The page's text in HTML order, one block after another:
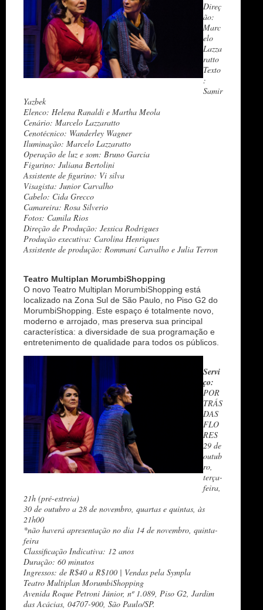
Direç
ão:
Marc
elo
Lazza
ratto
Texto
:
Samir
Yazbek
Elenco: Helena Ranaldi e Martha Meola
Cenário: Marcelo Lazzaratto
Cenotécnico: Wanderley Wagner
Iluminação: Marcelo Lazzaratto
Operação de luz e som: Bruno Garcia
Figurino: Juliana Bertolini
Assistente de figurino: Vi silva
Visagista: Junior Carvalho
Cabelo: Cida Grecco
Camareira: Rosa Silverio
Fotos: Camila Rios
Direção de Produção: Jessica Rodrigues
Produção executiva: Carolina Henriques
Assistente de produção: Rommaní Carvalho e Julia Terron
Teatro Multiplan MorumbiShopping
O novo Teatro Multiplan MorumbiShopping está
localizado na Zona Sul de São Paulo, no Piso G2 do
MorumbiShopping. Este espaço é totalmente novo,
moderno e arrojado, mas preserva sua principal
característica: a diversidade de sua programação e
entretenimento de qualidade para todos os públicos.
Servi
ço:
POR
TRÁS
DAS
FLO
RES
29 de
outub
ro,
terça-
feira,
21h (pré-estreia)
30 de outubro a 28 de novembro, quartas e quintas, às
21h00
*não haverá apresentação no dia 14 de novembro, quinta-
feira
Classificação Indicativa: 12 anos
Duração: 60 minutos
Ingressos: de R$40 a R$100 | Vendas pela Sympla
Teatro Multiplan MorumbiShopping
Avenida Roque Petroni Júnior, nº 1.089, Piso G2, Jardim
das Acácias, 04707-900, São Paulo/SP.